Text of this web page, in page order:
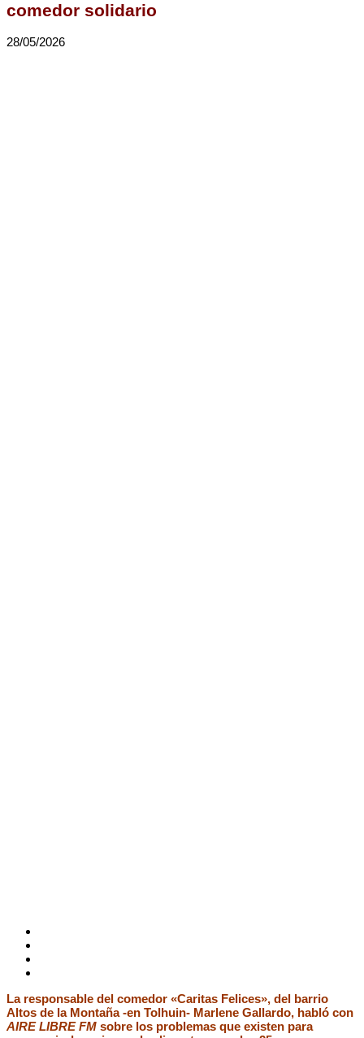
comedor solidario
28/05/2026
La responsable del comedor «Caritas Felices», del barrio
Altos de la Montaña -en Tolhuin- Marlene Gallardo, habló con
AIRE LIBRE FM sobre los problemas que existen para